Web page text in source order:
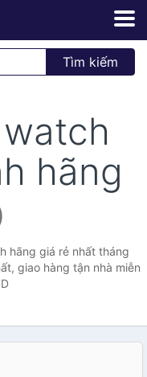
Tìm kiếm
hãng
hãng giá rẻ nhất tháng
giao hàng tận nhà miễn